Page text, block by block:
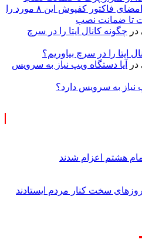
قبل از امضای فاکتور کفپوش این ۸ مورد را
تا ضمانت نصب
در چگونه کانال ایتا را در سرچ
ایتا را در سرچ بیاوریم؟
در
آیا دستگاه ویپ نیاز به سرویس
نیاز به سرویس دارد؟
سخت کنار مردم ایستادند